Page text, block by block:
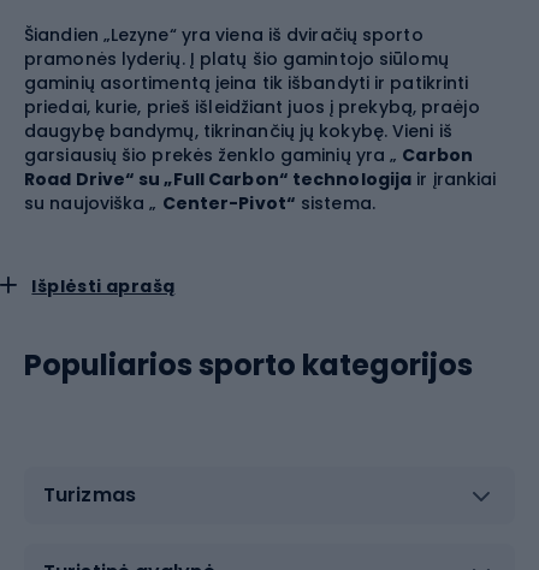
Šiandien „Lezyne“ yra viena iš dviračių sporto
pramonės lyderių. Į platų šio gamintojo siūlomų
gaminių asortimentą įeina tik išbandyti ir patikrinti
priedai, kurie, prieš išleidžiant juos į prekybą, praėjo
daugybę bandymų, tikrinančių jų kokybę. Vieni iš
garsiausių šio prekės ženklo gaminių yra „ Carbon
Road Drive“ su „Full Carbon“ technologija ir įrankiai
su naujoviška „ Center-Pivot“ sistema.
Išplėsti aprašą
Populiarios sporto kategorijos
Turizmas